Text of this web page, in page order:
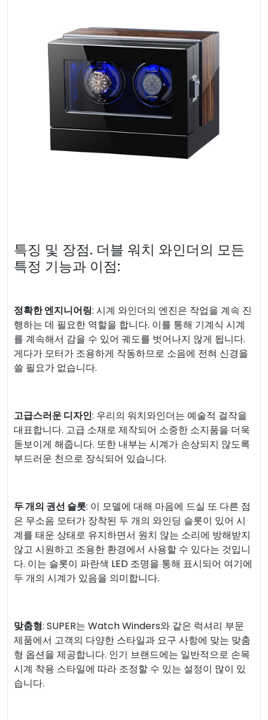
특징 및 장점. 더블 워치 와인더의 모든
특정 기능과 이점:
정확한 엔지니어링: 시계 와인더의 엔진은 작업을 계속 진
행하는 데 필요한 역할을 합니다. 이를 통해 기계식 시계
를 계속해서 감을 수 있어 궤도를 벗어나지 않게 됩니다.
게다가 모터가 조용하게 작동하므로 소음에 전혀 신경을
쓸 필요가 없습니다.
고급스러운 디자인: 우리의 워치와인더는 예술적 걸작을
대표합니다. 고급 소재로 제작되어 소중한 소지품을 더욱
돋보이게 해줍니다. 또한 내부는 시계가 손상되지 않도록
부드러운 천으로 장식되어 있습니다.
두 개의 권선 슬롯: 이 모델에 대해 마음에 드실 또 다른 점
은 무소음 모터가 장착된 두 개의 와인딩 슬롯이 있어 시
계를 태운 상태로 유지하면서 원치 않는 소리에 방해받지
않고 시원하고 조용한 환경에서 사용할 수 있다는 것입니
다. 이는 슬롯이 파란색 LED 조명을 통해 표시되어 여기에
두 개의 시계가 있음을 의미합니다.
맞춤형: SUPER는 Watch Winders와 같은 럭셔리 부문
제품에서 고객의 다양한 스타일과 요구 사항에 맞는 맞춤
형 옵션을 제공합니다. 인기 브랜드에는 일반적으로 손목
시계 착용 스타일에 따라 조정할 수 있는 설정이 많이 있
습니다.